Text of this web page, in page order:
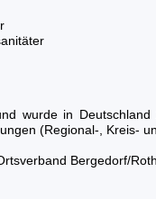
wurde in
(Regional-, Kreis-
Bergedorf/